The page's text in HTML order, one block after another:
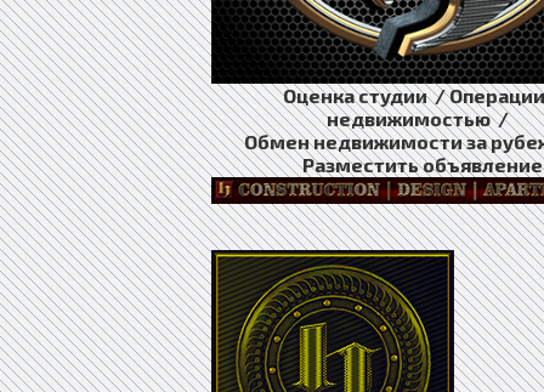
Оценка студии /
недвижимостью /
Обмен недвижимости за
Разместить объявление